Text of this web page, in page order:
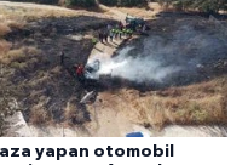
yapan otomobil